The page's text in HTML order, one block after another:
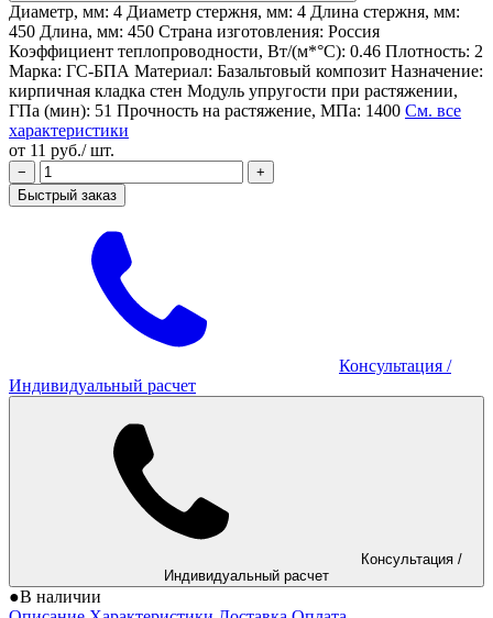
Диаметр, мм: 4 Диаметр стержня, мм: 4 Длина стержня, мм:
450 Длина, мм: 450 Страна изготовления: Россия
Коэффициент теплопроводности, Вт/(м*°С): 0.46 Плотность: 2
Марка: ГС-БПА Материал: Базальтовый композит Назначение:
кирпичная кладка стен Модуль упругости при растяжении,
ГПа (мин): 51 Прочность на растяжение, МПа: 1400 См. все
характеристики
от 11 руб./ шт.
−
+
Быстрый заказ
Консультация /
Индивидуальный расчет
Консультация /
Индивидуальный расчет
●В наличии